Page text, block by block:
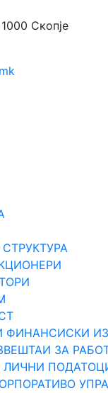
Скопје
ФИНАНСИСКИ
ЗА
ЛИЧНИ